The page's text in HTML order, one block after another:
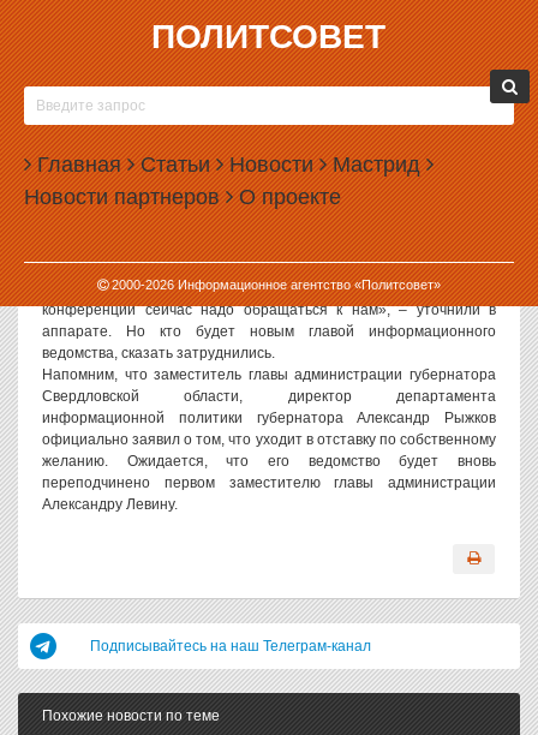
ПОЛИТСОВЕТ
Главная Статьи Новости Мастрид
Новости партнеров О проекте
2000-2026Информационное агентство «Политсовет»
18.06.2004, 10:45
АЛЕКСАНДР ЛЕВИН СМЕНИТ АЛЕКСАНДРА
РЫЖКОВА
«Скорее всего, исполнять обязанности главы департамента
информационной политики губернатора Свердловской области
будет Александр Левин», – сообщили ИА «Политсовет» в
аппарате самого первого заместителя главы администрации
губернатора.
«Во всяком случае, по поводу аккредитаций и пресс-
конференций сейчас надо обращаться к нам», – уточнили в
аппарате. Но кто будет новым главой информационного
ведомства, сказать затруднились.
Напомним, что заместитель главы администрации губернатора
Свердловской области, директор департамента
информационной политики губернатора Александр Рыжков
официально заявил о том, что уходит в отставку по собственному
желанию. Ожидается, что его ведомство будет вновь
переподчинено первом заместителю главы администрации
Александру Левину.
Подписывайтесь на наш Телеграм-канал
Похожие новости по теме